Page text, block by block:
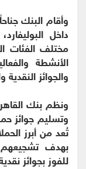
وأقام البنك
داخل
مختلف الفئات
الأنشطة
والجوائز النقدية
ونظم بنك
وتسليم جوائز
تُعد من أبرز
بهدف تشجيعهم
للفوز بجوائز